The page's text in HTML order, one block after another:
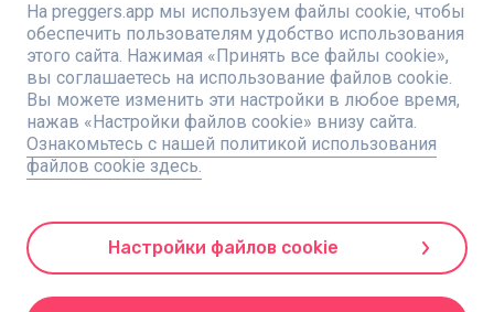
Preggers — это приложение, разработанное шведской компанией
Stroller AB в 2017 году, направленное на упрощение родительства для
будущих и новоиспеченных родителей по всему миру. Благодаря
разнообразной команде и сотрудничеству с экспертами, были
разработаны удобные в использовании приложения, которыми
пользуются более двух миллионов человек. Preggers предлагает
уникальный 3D-опыт, предоставляя персонализированные
обновления, советы и инструменты для каждого этапа беременности.
Приложение также поддерживает новоиспеченных родителей
практическими советами по уходу за новорожденными.
Придерживаясь инклюзивности, Preggers поддерживает различные
Компания Stroller AB стремится к инновациям и расширяет свои
предложения для удовлетворения растущих потребностей родителей.
Preggers является зарегистрированной торговой маркой Stroller AB с
адресом Kivra: 559106-0909, 106 31 Stockholm, Sweden.
На preggers.app мы используем файлы cookie, чтобы
обеспечить пользователям удобство использования
этого сайта. Нажимая «Принять все файлы cookie»,
вы соглашаетесь на использование файлов cookie.
Вы можете изменить эти настройки в любое время,
нажав «Настройки файлов cookie» внизу сайта.
Ознакомьтесь с нашей политикой использования
файлов cookie здесь.
Настройки файлов cookie